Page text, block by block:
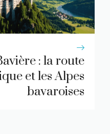
: la route
et les Alpes
bavaroises